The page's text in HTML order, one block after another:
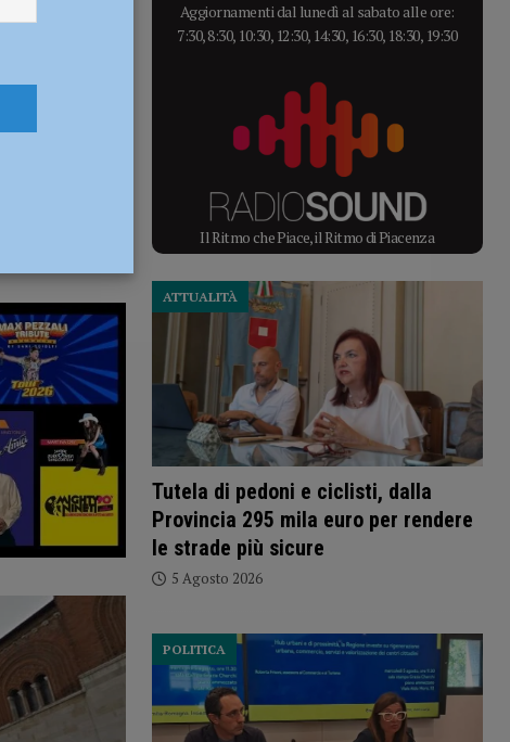
Aggiornamenti dal lunedì al sabato alle ore:
7:30, 8:30, 10:30, 12:30, 14:30, 16:30, 18:30, 19:30
Il Ritmo che Piace, il Ritmo di Piacenza
Tutela di pedoni e ciclisti, dalla
Provincia 295 mila euro per rendere
le strade più sicure
ATTUALITÀ
5 Agosto 2026
POLITICA